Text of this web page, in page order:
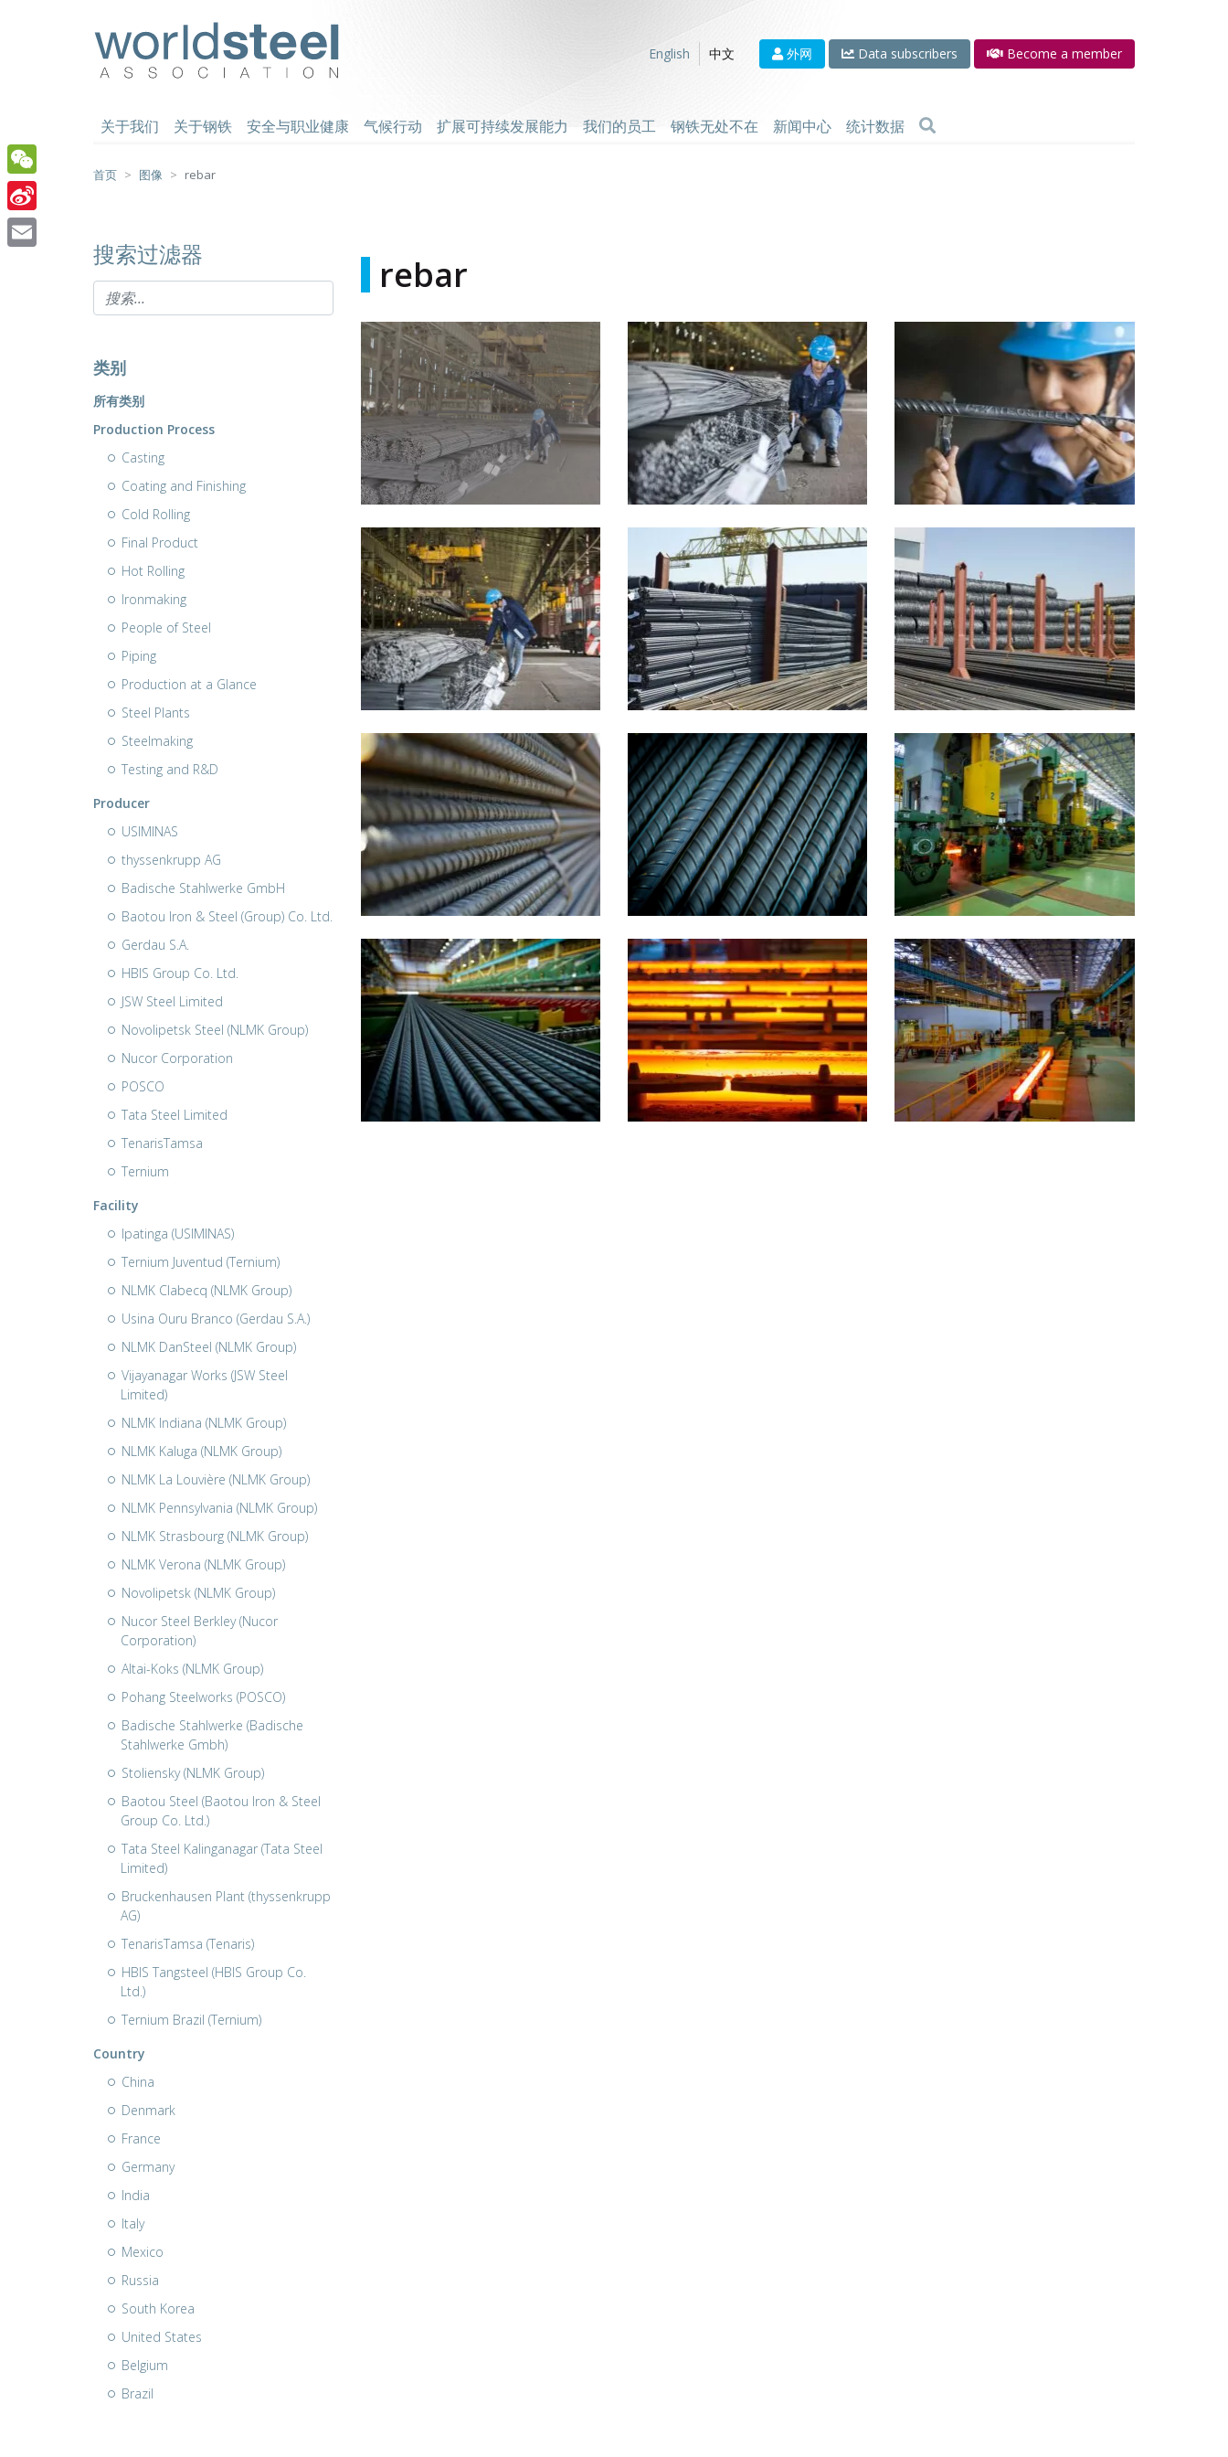
English
中文 外网 Data subscribers Become a member
关于我们 关于钢铁 安全与职业健康 气候行动 扩展可持续发展能力 我们的员工 钢铁无处不在 新闻中心 统计数据
首页 图像 rebar
搜索过滤器
类别
所有类别
Production Process
Casting
Coating and Finishing
Cold Rolling
Final Product
Hot Rolling
Ironmaking
People of Steel
Piping
Production at a Glance
Steel Plants
Steelmaking
Testing and R&D
Producer
USIMINAS
thyssenkrupp AG
Badische Stahlwerke GmbH
Baotou Iron & Steel (Group) Co. Ltd.
Gerdau S.A.
HBIS Group Co. Ltd.
JSW Steel Limited
Novolipetsk Steel (NLMK Group)
Nucor Corporation
POSCO
Tata Steel Limited
TenarisTamsa
Ternium
Facility
Ipatinga (USIMINAS)
Ternium Juventud (Ternium)
NLMK Clabecq (NLMK Group)
Usina Ouru Branco (Gerdau S.A.)
NLMK DanSteel (NLMK Group)
Vijayanagar Works (JSW Steel
Limited)
NLMK Indiana (NLMK Group)
NLMK Kaluga (NLMK Group)
NLMK La Louvière (NLMK Group)
NLMK Pennsylvania (NLMK Group)
NLMK Strasbourg (NLMK Group)
NLMK Verona (NLMK Group)
Novolipetsk (NLMK Group)
Nucor Steel Berkley (Nucor
Corporation)
Altai-Koks (NLMK Group)
Pohang Steelworks (POSCO)
Badische Stahlwerke (Badische
Stahlwerke Gmbh)
Stoliensky (NLMK Group)
Baotou Steel (Baotou Iron & Steel
Group Co. Ltd.)
Tata Steel Kalinganagar (Tata Steel
Limited)
Bruckenhausen Plant (thyssenkrupp
AG)
TenarisTamsa (Tenaris)
HBIS Tangsteel (HBIS Group Co.
Ltd.)
Ternium Brazil (Ternium)
Country
China
Denmark
France
Germany
India
Italy
Mexico
Russia
South Korea
United States
Belgium
Brazil
rebar
WeChat
Sina